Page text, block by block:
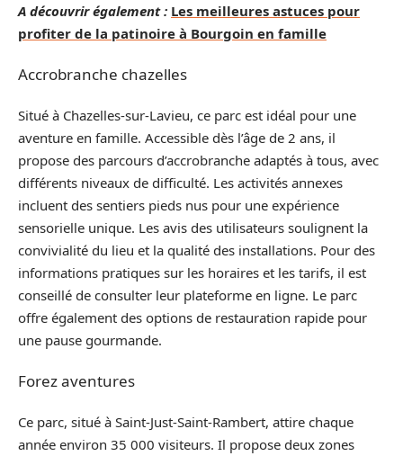
A découvrir également : Les meilleures astuces pour
profiter de la patinoire à Bourgoin en famille
Accrobranche chazelles
Situé à Chazelles-sur-Lavieu, ce parc est idéal pour une
aventure en famille. Accessible dès l’âge de 2 ans, il
propose des parcours d’accrobranche adaptés à tous, avec
différents niveaux de difficulté. Les activités annexes
incluent des sentiers pieds nus pour une expérience
sensorielle unique. Les avis des utilisateurs soulignent la
convivialité du lieu et la qualité des installations. Pour des
informations pratiques sur les horaires et les tarifs, il est
conseillé de consulter leur plateforme en ligne. Le parc
offre également des options de restauration rapide pour
une pause gourmande.
Forez aventures
Ce parc, situé à Saint-Just-Saint-Rambert, attire chaque
année environ 35 000 visiteurs. Il propose deux zones